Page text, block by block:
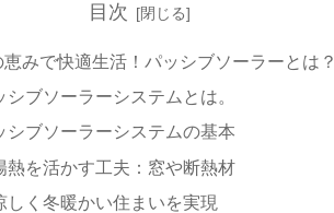
目次
恵みで快適生活！パッシブソーラーとは？
シブソーラーシステムとは。
シブソーラーシステムの基本
熱を活かす工夫：窓や断熱材
しく冬暖かい住まいを実現